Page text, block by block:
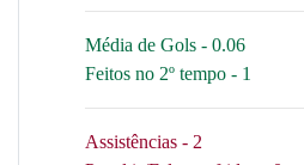
Média de Gols - 0.06
Feitos no 2º tempo - 1
Assistências - 2